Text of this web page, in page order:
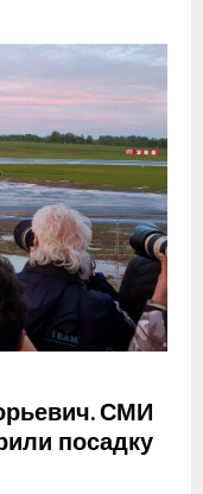
СМИ
посадку